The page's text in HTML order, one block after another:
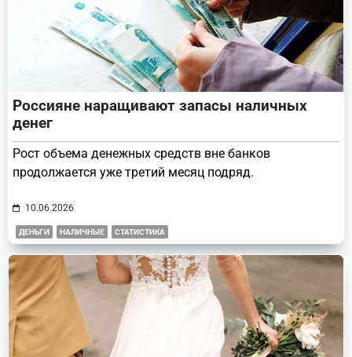
Россияне наращивают запасы наличных
денег
Рост объема денежных средств вне банков
продолжается уже третий месяц подряд.
10.06.2026
ДЕНЬГИ НАЛИЧНЫЕ СТАТИСТИКА